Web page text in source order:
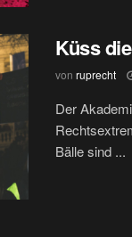
Küss
von ruprecht
Der
Bälle sind ...